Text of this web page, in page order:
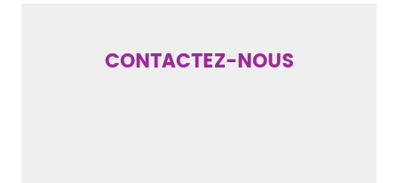
CONTACTEZ-NOUS